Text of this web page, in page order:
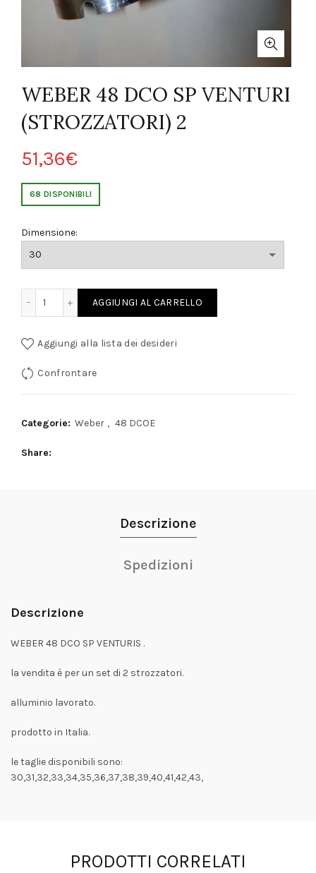
WEBER 48 DCO SP VENTURI
(STROZZATORI) 2
51,36€
68 DISPONIBILI
Dimensione:
AGGIUNGI AL CARRELLO
Aggiungi alla lista dei desideri
Confrontare
Categorie: Weber , 48 DCOE
Share
Descrizione
Spedizioni
Descrizione
WEBER 48 DCO SP VENTURIS .
la vendita è per un set di 2 strozzatori.
alluminio lavorato.
prodotto in Italia.
le taglie disponibili sono:
30,31,32,33,34,35,36,37,38,39,40,41,42,43,
PRODOTTI CORRELATI